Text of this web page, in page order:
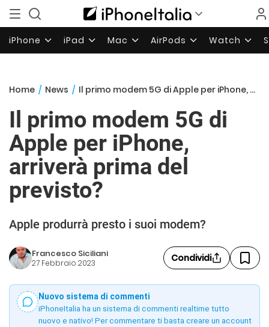
iPhone iPad Mac AirPods Watch
Home / News / Il primo modem 5G di Apple per iPhone, arriverà prima del previsto?
Il primo modem 5G di
Apple per iPhone,
arriverà prima del
previsto?
Apple produrrà presto i suoi modem?
Francesco Siciliani
27 Febbraio 2023 Condividi
Nuovo sistema di commenti
iPhoneItalia ha un sistema di commenti realtime tutto
nuovo e nativo! Per commentare ti basta creare un account